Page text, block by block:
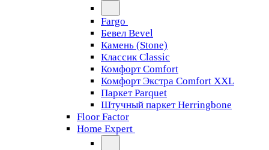
Fargo
Бевел Bevel
Камень (Stone)
Классик Classic
Комфорт Comfort
Комфорт Экстра Comfort XXL
Паркет Parquet
Штучный паркет Herringbone
Floor Factor
Home Expert